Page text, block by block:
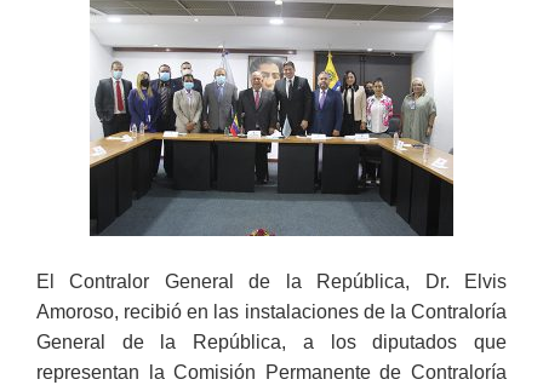
El Contralor General de la República, Dr. Elvis
Amoroso, recibió en las instalaciones de la Contraloría
General de la República, a los diputados que
representan la Comisión Permanente de Contraloría